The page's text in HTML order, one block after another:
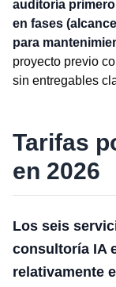
auditoría
en fases
para
proyecto previo
sin entregables
Tarifas
en 2026
Los seis
consultoría IA
relativamente